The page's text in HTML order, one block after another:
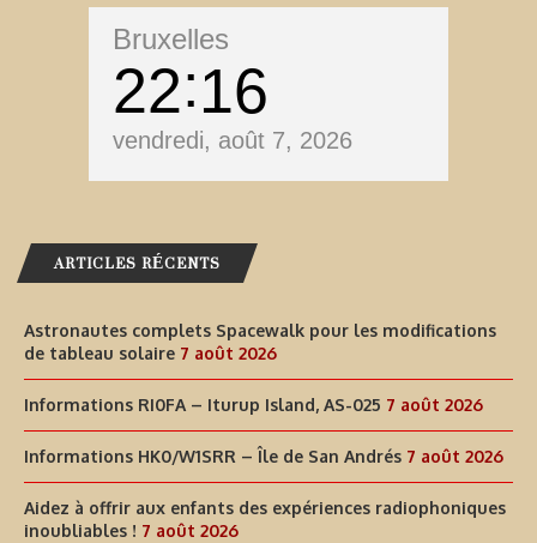
Bruxelles
22 16
vendredi, août 7, 2026
ARTICLES RÉCENTS
Astronautes complets Spacewalk pour les modifications
de tableau solaire 7 août 2026
Informations RI0FA – Iturup Island, AS-025 7 août 2026
Informations HK0/W1SRR – Île de San Andrés 7 août 2026
Aidez à offrir aux enfants des expériences radiophoniques
inoubliables ! 7 août 2026